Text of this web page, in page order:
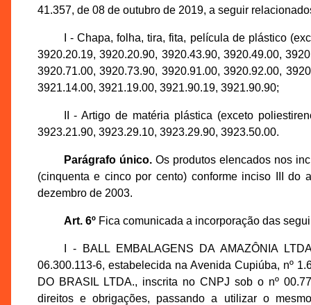
41.357, de 08 de outubro de 2019, a seguir
I - Chapa, folha, tira, fita, película de plástico
3920.20.19, 3920.20.90, 3920.43.90, 3920.49.00,
3920.71.00, 3920.73.90, 3920.91.00, 3920.92.00,
3921.14.00, 3921.19.00, 3921.90.19, 3921.90.90;
II - Artigo de matéria plástica (exceto
3923.21.90, 3923.29.10, 3923.29.90, 3923.50.00.
Parágrafo único.Os produtos elencados nos
(cinquenta e cinco por cento) conforme inciso III do
dezembro de 2003.
Art. 6ºFica comunicada a incorporação das
I - BALL EMBALAGENS DA AMAZÔNIA
06.300.113-6, estabelecida na Avenida Cupiúba, nº
DO BRASIL LTDA., inscrita no CNPJ sob o nº
direitos e obrigações, passando a utilizar o